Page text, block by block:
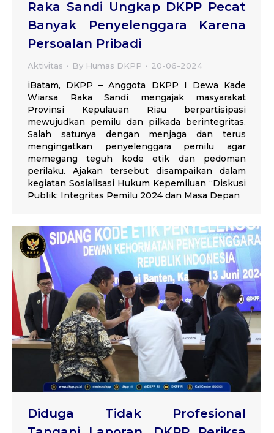
Raka Sandi Ungkap DKPP Pecat
Banyak Penyelenggara Karena
Persoalan Pribadi
Aktivitas By Humas DKPP 20-06-2024
iBatam, DKPP – Anggota DKPP I Dewa Kade
Wiarsa Raka Sandi mengajak masyarakat
Provinsi Kepulauan Riau berpartisipasi
mewujudkan pemilu dan pilkada berintegritas.
Salah satunya dengan menjaga dan terus
mengingatkan penyelenggara pemilu agar
memegang teguh kode etik dan pedoman
perilaku. Ajakan tersebut disampaikan dalam
kegiatan Sosialisasi Hukum Kepemiluan “Diskusi
Publik: Integritas Pemilu 2024 dan Masa Depan
Diduga Tidak Profesional